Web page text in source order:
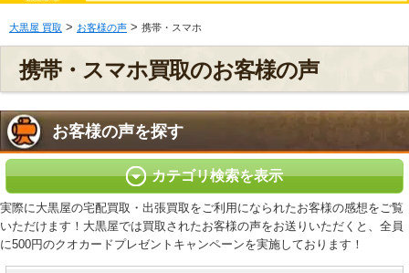
大黒屋 買取 > お客様の声 > 携帯・スマホ
携帯・スマホ買取のお客様の声
お客様の声を探す
カテゴリ検索を表示
実際に大黒屋の宅配買取・出張買取をご利用になられたお客様の感想をご覧
いただけます！大黒屋では買取されたお客様の声をお送りいただくと、全員
に500円のクオカードプレゼントキャンペーンを実施しております！